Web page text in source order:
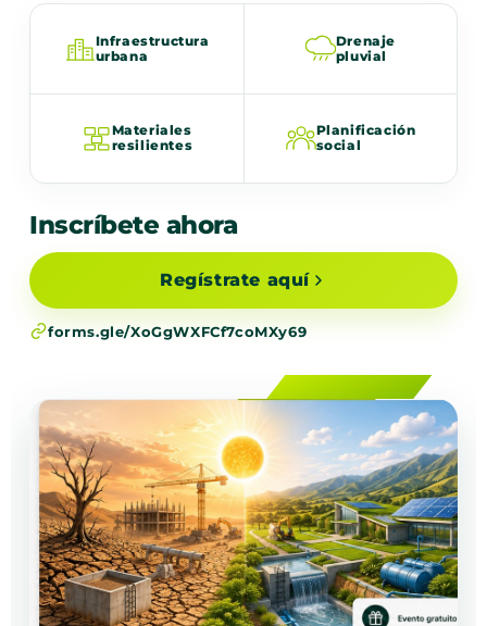
Infraestructura
urbana
Drenaje
pluvial
Materiales
resilientes
Planificación
social
Inscríbete ahora
Regístrate aquí
forms.gle/XoGgWXFCf7coMXy69